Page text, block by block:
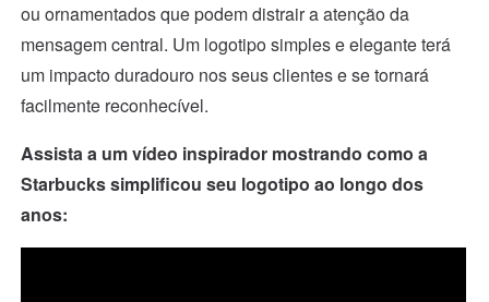
ou ornamentados que podem distrair a atenção da
mensagem central. Um logotipo simples e elegante terá
um impacto duradouro nos seus clientes e se tornará
facilmente reconhecível.
Assista a um vídeo inspirador mostrando como a
Starbucks simplificou seu logotipo ao longo dos
anos: